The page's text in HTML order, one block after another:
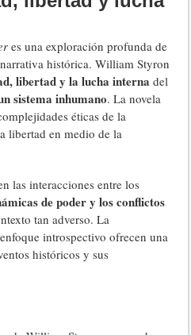
es una exploración profunda de
histórica. William Styron
libertad y la lucha interna del
sistema inhumano. La novela
éticas de la
libertad en medio de la
las interacciones entre los
de poder y los conflictos
tan adverso. La
introspectivo ofrecen una
históricos y sus